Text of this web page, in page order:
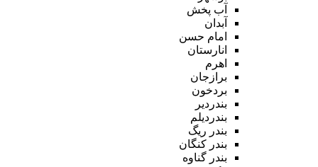
آب پخش
آبدان
امام حسن
انارستان
اهرم
برازجان
بردخون
بندردیر
بندردیلم
بندر ریگ
بندر کنگان
بندر گناوه